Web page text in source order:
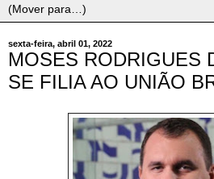
sexta-feira, abril 01, 2022
MOSES RODRIGUES
SE FILIA AO UNIÃO